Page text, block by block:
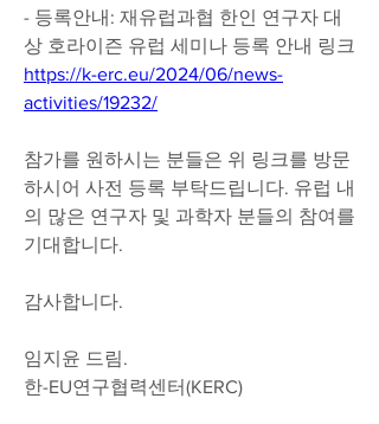
- 등록안내: 재유럽과협 한인 연구자 대
https://k-erc.eu/2024/06/news-
activities/19232/
참가를 원하시는 분들은 위 링크를 방문
하시어 사전 등록 부탁드립니다. 유럽 내
의 많은 연구자 및 과학자 분들의 참여를
기대합니다.
감사합니다.
임지윤 드림.
한-EU연구협력센터(KERC)